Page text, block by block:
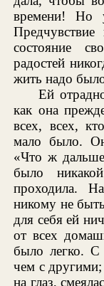
времени! Но
состояние
радостей
жить надо
Ей
как она
всех, всех,
мало было.
«Что ж
было
проходила.
никому не
для себя ей
от всех
было легко.
чем с другими;
на глаз,